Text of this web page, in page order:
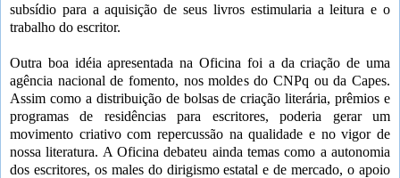
subsídio para a aquisição de seus livros estimularia a leitura e o
trabalho do escritor.
Outra boa idéia apresentada na Oficina foi a da criação de uma
agência nacional de fomento, nos moldes do CNPq ou da Capes.
Assim como a distribuição de bolsas de criação literária, prêmios e
programas de residências para escritores, poderia gerar um
movimento criativo com repercussão na qualidade e no vigor de
nossa literatura. A Oficina debateu ainda temas como a autonomia
dos escritores, os males do dirigismo estatal e de mercado, o apoio